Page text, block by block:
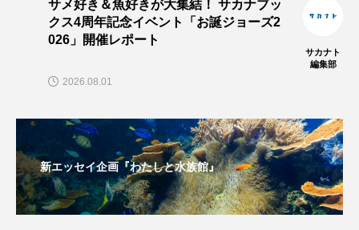
サメ好き＆魚好きが大集結！ サカナブッ
クス4周年記念イベント「お誕ジョーズ2
026」開催レポート
サカナト
編集部
2026.08.01
新エッセイ企画『わたしと水族館』